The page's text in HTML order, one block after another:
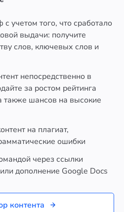
учетом того, что сработало
выдачи: получите
слов, ключевых слов и
непосредственно в
за ростом рейтинга
также шансов на высокие
на плагиат,
ошибки
через ссылки
дополнение Google Docs
контента